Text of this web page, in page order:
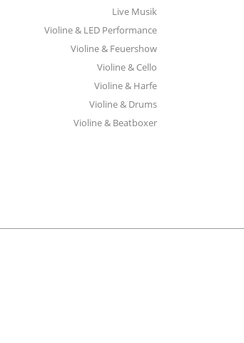
Live Musik
Violine & LED Performance
Violine & Feuershow
Violine & Cello
Violine & Harfe
Violine & Drums
Violine & Beatboxer